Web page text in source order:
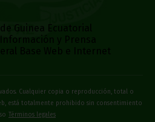
Cualquier copia o reproducción, total o
está totalmente prohibido sin consentimiento
Términos legales